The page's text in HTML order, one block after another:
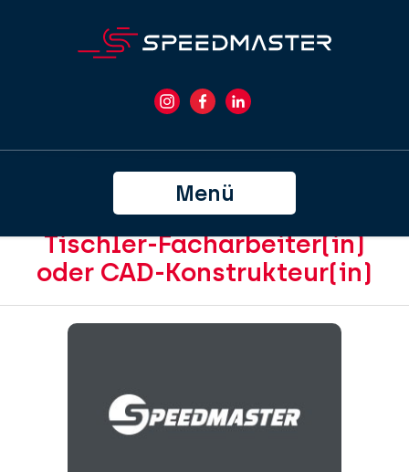
Menü
Tischler-Facharbeiter(in)
oder CAD-Konstrukteur(in)